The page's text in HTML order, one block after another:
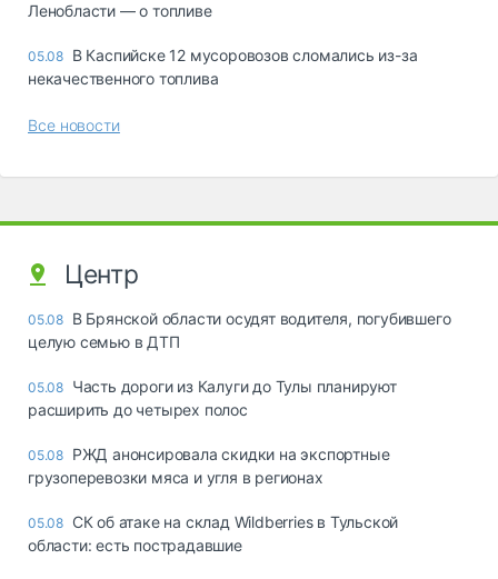
Ленобласти — о топливе
05.08 В Каспийске 12 мусоровозов сломались из-за
некачественного топлива
Все новости
Центр
05.08 В Брянской области осудят водителя, погубившего
целую семью в ДТП
05.08 Часть дороги из Калуги до Тулы планируют
расширить до четырех полос
05.08 РЖД анонсировала скидки на экспортные
грузоперевозки мяса и угля в регионах
05.08 СК об атаке на склад Wildberries в Тульской
области: есть пострадавшие